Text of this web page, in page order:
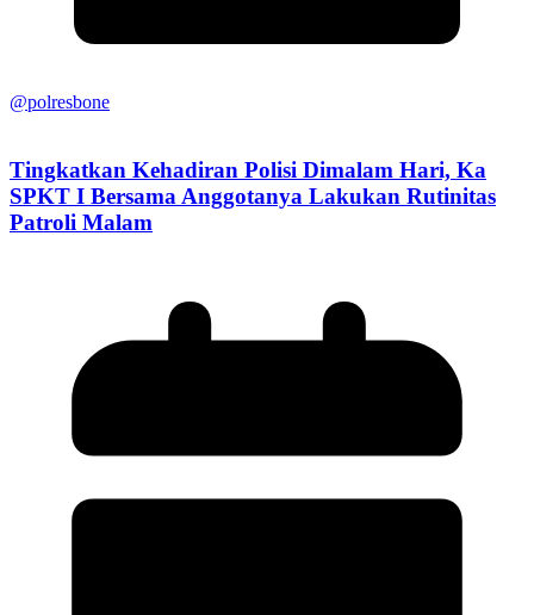
@polresbone
Tingkatkan Kehadiran Polisi Dimalam Hari, Ka
SPKT I Bersama Anggotanya Lakukan Rutinitas
Patroli Malam